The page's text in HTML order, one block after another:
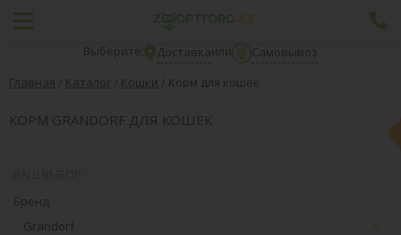
Выберите: Доставкаили
Самовывоз
Главная / Каталог / Кошки / Корм для кошек
КОРМ GRANDORF ДЛЯ КОШЕК
Бренд
Grandorf